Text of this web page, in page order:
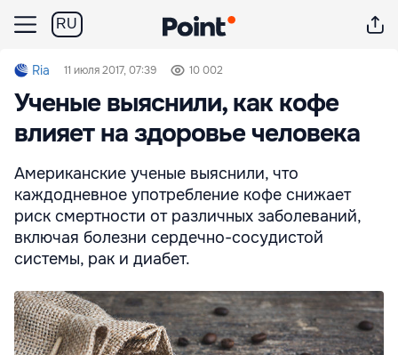
RU
Ria 11 июля 2017, 07:39 10 002
Ученые выяснили, как кофе
влияет на здоровье человека
Американские ученые выяснили, что
каждодневное употребление кофе снижает
риск смертности от различных заболеваний,
включая болезни сердечно-сосудистой
системы, рак и диабет.